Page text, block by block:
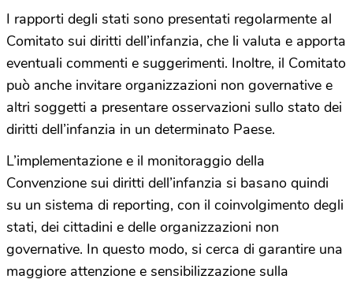
I rapporti degli stati sono presentati regolarmente al
Comitato sui diritti dell’infanzia, che li valuta e apporta
eventuali commenti e suggerimenti. Inoltre, il Comitato
può anche invitare organizzazioni non governative e
altri soggetti a presentare osservazioni sullo stato dei
diritti dell’infanzia in un determinato Paese.
L’implementazione e il monitoraggio della
Convenzione sui diritti dell’infanzia si basano quindi
su un sistema di reporting, con il coinvolgimento degli
stati, dei cittadini e delle organizzazioni non
governative. In questo modo, si cerca di garantire una
maggiore attenzione e sensibilizzazione sulla